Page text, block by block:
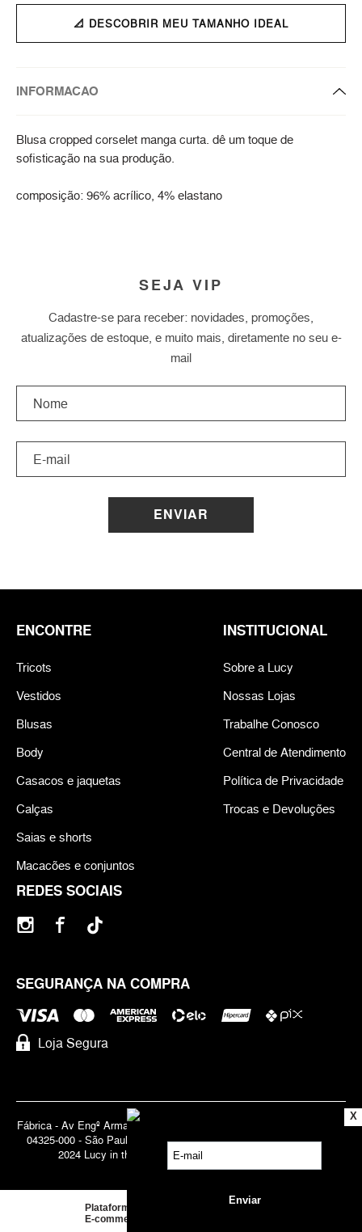
📐 DESCOBRIR MEU TAMANHO IDEAL
INFORMACAO
Blusa cropped corselet manga curta. dê um toque de
sofisticação na sua produção.
composição: 96% acrílico, 4% elastano
SEJA VIP
Cadastre-se para receber: novidades, promoções,
atualizações de estoque, e muito mais, diretamente no seu e-
mail
ENVIAR
REDES SOCIAIS
SEGURANÇA NA COMPRA
Loja Segura
ENCONTRE
Tricots
Vestidos
Blusas
Body
Casacos e jaquetas
Calças
Saias e shorts
Macacões e conjuntos
INSTITUCIONAL
Sobre a Lucy
Nossas Lojas
Trabalhe Conosco
Central de Atendimento
Política de Privacidade
Trocas e Devoluções
Fábrica - Av Engº Armando de Arruda Pereira, 3888 - Jabaquara | Cep
04325-000 - São Paulo - SP - Brasil CNPJ 71.947.691/0001-83 | ©
2024 Lucy in the Sky | Todos os direitos reservados.
Plataforma de
E-commerce
X